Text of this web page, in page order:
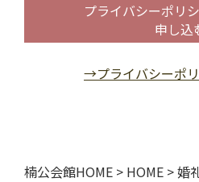
プライバシーポリ
申し込
→プライバシーポ
楠公会館HOME > HOME >婚